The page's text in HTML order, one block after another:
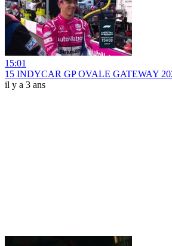
15:01
15 INDYCAR GP OVALE GATEWAY
il y a 3 ans